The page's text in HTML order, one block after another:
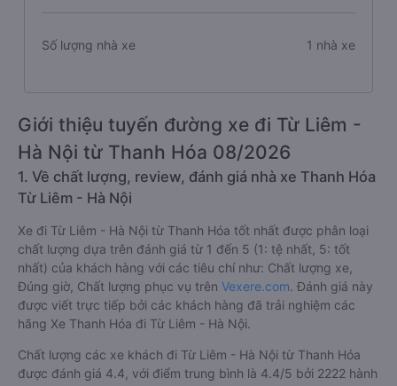
Số lượng nhà xe 1 nhà xe
Giới thiệu tuyến đường xe đi Từ Liêm -
Hà Nội từ Thanh Hóa 08/2026
1. Về chất lượng, review, đánh giá nhà xe Thanh Hóa
Từ Liêm - Hà Nội
Xe đi Từ Liêm - Hà Nội từ Thanh Hóa tốt nhất được phân loại
chất lượng dựa trên đánh giá từ 1 đến 5 (1: tệ nhất, 5: tốt
nhất) của khách hàng với các tiêu chí như: Chất lượng xe,
Đúng giờ, Chất lượng phục vụ trên Vexere.com. Đánh giá này
được viết trực tiếp bởi các khách hàng đã trải nghiệm các
hãng Xe Thanh Hóa đi Từ Liêm - Hà Nội.
Chất lượng các xe khách đi Từ Liêm - Hà Nội từ Thanh Hóa
được đánh giá 4.4, với điểm trung bình là 4.4/5 bởi 2222 hành